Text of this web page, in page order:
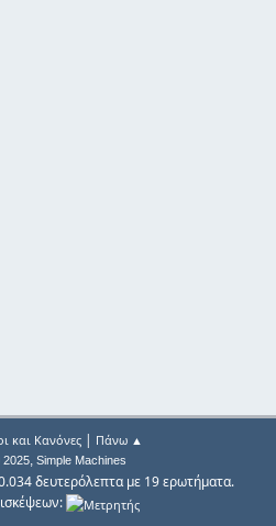
και Κανόνες| Πάνω ▲
2025, Simple Machines
δευτερόλεπτα με 19 ερωτήματα.